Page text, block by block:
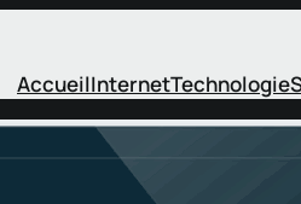
AccueilInternetTechnologie